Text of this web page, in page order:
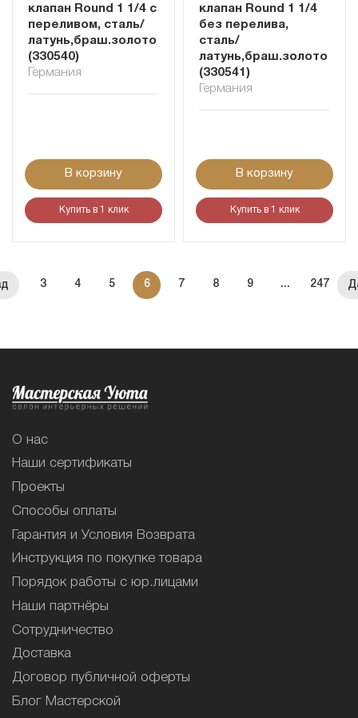
клапан Round 1 1/4 с
переливом, сталь/
латунь,браш.золото
(330540)
Германия
В корзину
Купить в 1 клик
клапан Round 1 1/4
без перелива,
сталь/
латунь,браш.золото
(330541)
Германия
В корзину
Купить в 1 клик
3 4 5 6 7 8 9 ... 247
О нас
Наши сертификаты
Проекты
Способы оплаты
Гарантия и Условия Возврата
Инструкция по покупке товара
Порядок работы с юр.лицами
Наши партнёры
Сотрудничество
Доставка
Договор публичной оферты
Блог Мастерской